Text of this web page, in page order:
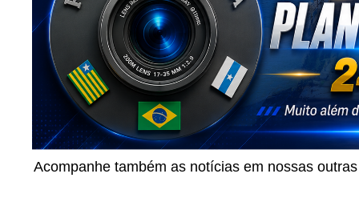
Acompanhe também as notícias em nossas